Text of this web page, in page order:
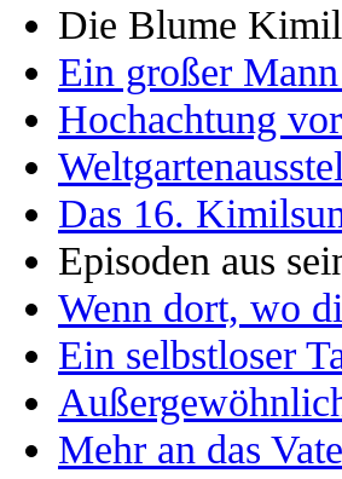
Die Blume
Ein großer
Hochachtung
Das 16.
Episoden aus
Wenn dort, wo
Ein selbstloser
Mehr an das